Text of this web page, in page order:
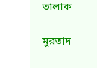
তালাক
মুরতাদ